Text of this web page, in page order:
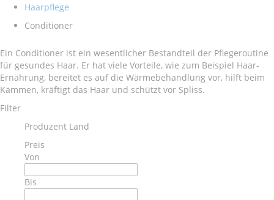
Haarpflege
Conditioner
Ein Conditioner ist ein wesentlicher Bestandteil der Pflegeroutine
für gesundes Haar. Er hat viele Vorteile, wie zum Beispiel Haar-
Ernährung, bereitet es auf die Wärmebehandlung vor, hilft beim
Kämmen, kräftigt das Haar und schützt vor Spliss.
Filter
Produzent Land
Preis
Von
Bis